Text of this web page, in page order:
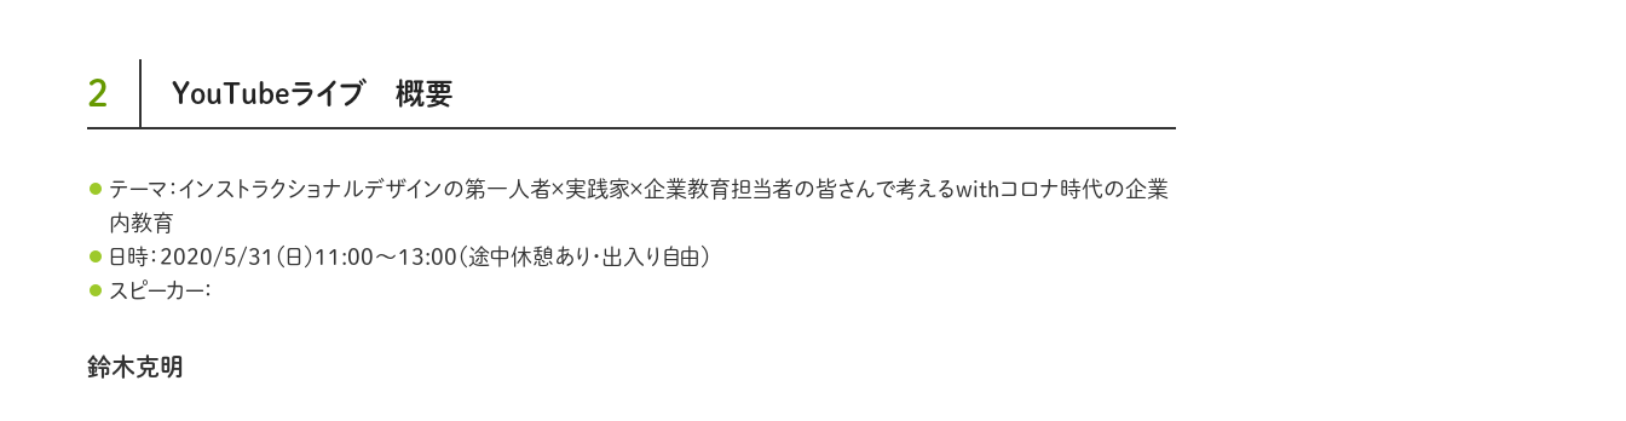
2 YouTubeライブ 概要
テーマ：インストラクショナルデザインの第一人者×実践家×企業教育担当者の皆さんで考えるwithコロナ時代の企業
内教育
日時：2020/5/31（日）11:00～13:00（途中休憩あり・出入り自由）
スピーカー：
鈴木克明